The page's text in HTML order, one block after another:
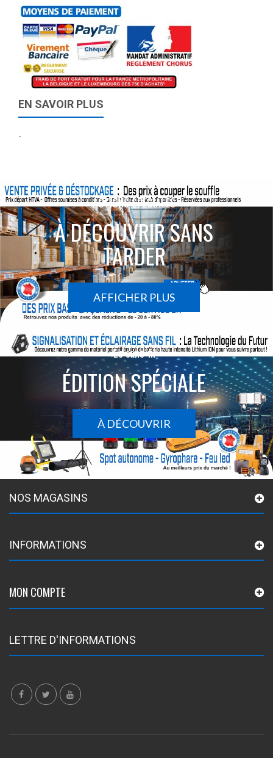
EN SAVOIR PLUS
-
ACTIONS SPÉCIALES
À DÉCOUVRIR SANS
TARDER
AFFICHER PLUS
Le sans-fil
ÉDITION SPÉCIALE
À DÉCOUVRIR
NOS MAGASINS
INFORMATIONS
MON COMPTE
LETTRE D'INFORMATIONS